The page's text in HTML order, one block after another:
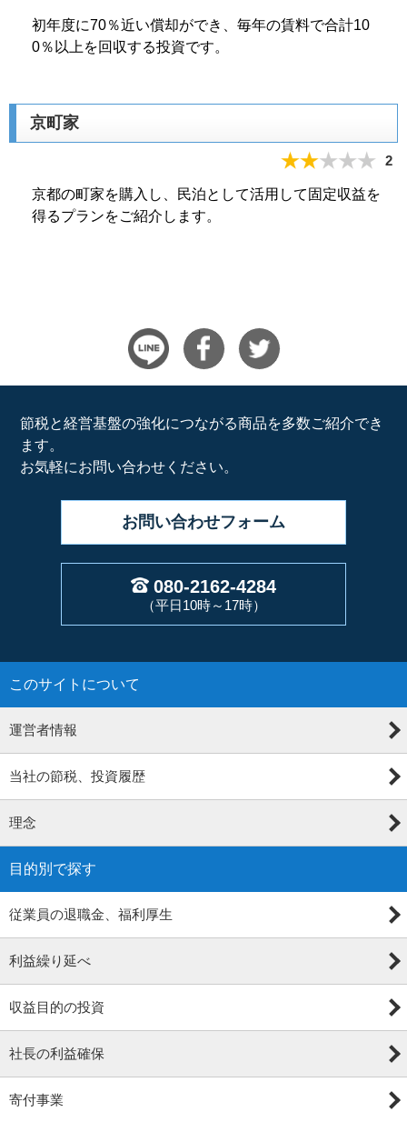
初年度に70％近い償却ができ、毎年の賃料で合計10
0％以上を回収する投資です。
京町家
2
京都の町家を購入し、民泊として活用して固定収益を
得るプランをご紹介します。
節税と経営基盤の強化につながる商品を多数ご紹介でき
ます。
お気軽にお問い合わせください。
お問い合わせフォーム
080-2162-4284
（平日10時～17時）
このサイトについて
運営者情報
当社の節税、投資履歴
理念
目的別で探す
従業員の退職金、福利厚生
利益繰り延べ
収益目的の投資
社長の利益確保
寄付事業